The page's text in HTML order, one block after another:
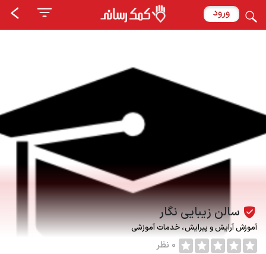
ورود
سالن زیبایی نگار
آموزش آرایش و پیرایش خدمات آموزشی
0 نظر